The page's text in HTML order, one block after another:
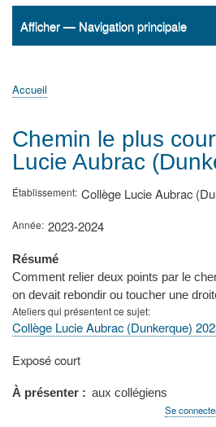
Navigation
Afficher — Navigation principale
Accueil
ActualitésMATh.en.JEANS ?
Régions et Ateliers
Créer, gérer un atelier
Sujets/Publications
Congrès
d'Ariane
Accueil
Chemin le plus
Lucie Aubrac
Établissement Collège Lucie Aubrac
Année 2023-2024
Résumé
Comment relier deux points par le
on devait rebondir ou toucher une
Ateliers qui présentent ce sujet
Collège Lucie Aubrac (Dunkerque)
Type
présentation
Exposé court
À présenter aux collégiens
Se